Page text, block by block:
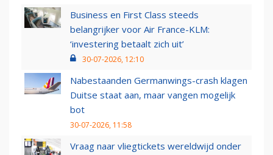
Business en First Class steeds
belangrijker voor Air France-KLM:
‘investering betaalt zich uit’
30-07-2026, 12:10
Nabestaanden Germanwings-crash klagen
Duitse staat aan, maar vangen mogelijk
bot
30-07-2026, 11:58
Vraag naar vliegtickets wereldwijd onder